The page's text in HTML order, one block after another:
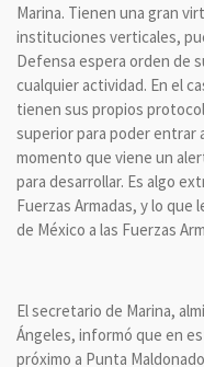
Marina. Tienen una gran
instituciones verticales,
Defensa espera orden de
cualquier actividad. En el
tienen sus propios
superior para poder entrar
momento que viene un
para desarrollar. Es algo
Fuerzas Armadas, y lo
de México a las Fuerzas
El secretario de Marina,
Ángeles, informó que en
próximo a Punta